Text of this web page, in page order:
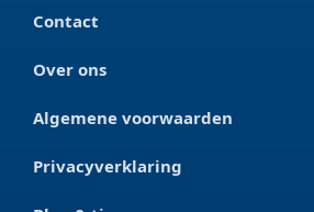
Contact
Over ons
Algemene voorwaarden
Privacyverklaring